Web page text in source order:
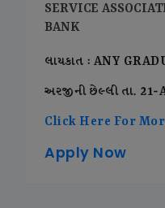
SERVICE
BANK
લાયકાત : ANY
અરજીની છેલ્લી તા.
Click Here For
Apply Now